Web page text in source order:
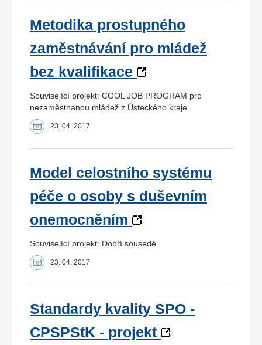
Metodika prostupného
zaměstnávání pro mládež
bez kvalifikace
Související projekt: COOL JOB PROGRAM pro
nezaměstnanou mládež z Ústeckého kraje
23. 04. 2017
Model celostního systému
péče o osoby s duševním
onemocněním
Související projekt: Dobří sousedé
23. 04. 2017
Standardy kvality SPO -
CPSPStK - projekt